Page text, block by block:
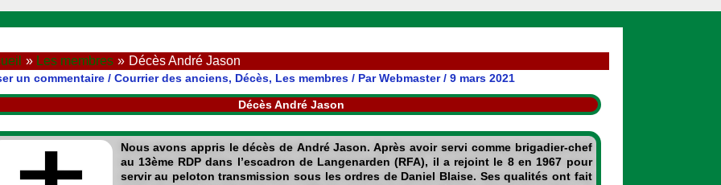
Les membres Décès André Jason
un commentaire / Courrier des anciens, Décès, Les membres/ ParWebmaster/ 9 mars 2021
Décès André Jason
Nous avons appris le décès de André Jason.
au 13ème RDP dans l’escadron de Langenarden (RFA), il a rejoint le 8 en 1967 pour
servir au peloton transmission sous les ordres de Daniel Blaise. Ses qualités ont fait